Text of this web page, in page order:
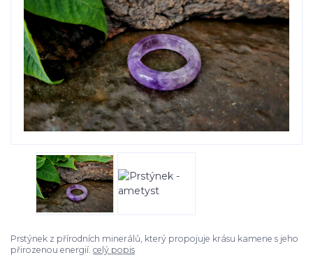
Prstýnek z přírodních minerálů, který propojuje krásu kamene s jeho
přirozenou energií. celý popis